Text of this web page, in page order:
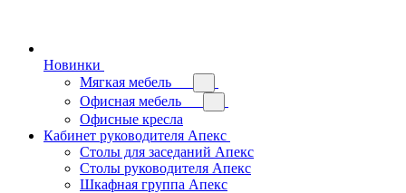
Новинки
Мягкая мебель
Офисная мебель
Офисные кресла
Кабинет руководителя Апекс
Столы для заседаний Апекс
Столы руководителя Апекс
Шкафная группа Апекс